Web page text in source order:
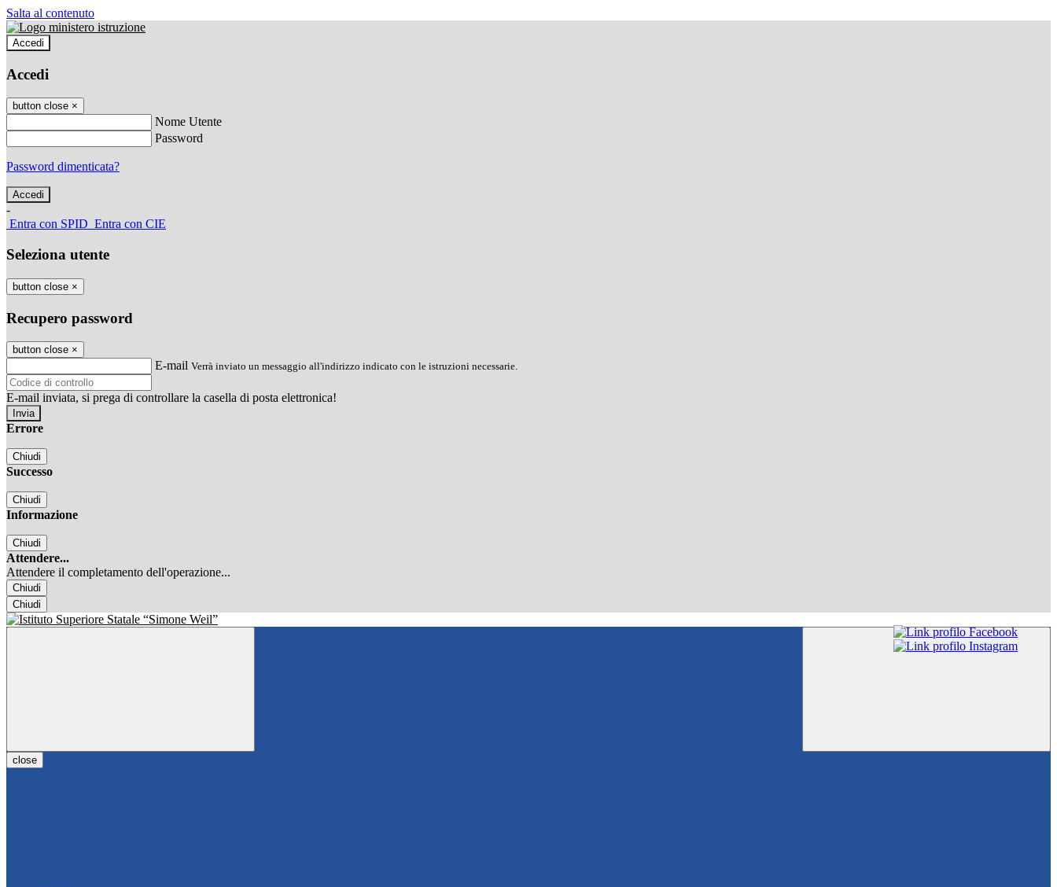
Salta al contenuto
Accedi
Accedi
button close ×
Nome Utente
Password
Password dimenticata?
-
Entra con SPID Entra con CIE
Seleziona utente
button close ×
Recupero password
button close ×
E-mail Verrà inviato un messaggio all'indirizzo indicato con le istruzioni necessarie.
E-mail inviata, si prega di controllare la casella di posta elettronica!
Errore
Chiudi
Successo
Chiudi
Informazione
Chiudi
Attendere...
Attendere il completamento dell'operazione...
Chiudi
Chiudi
close